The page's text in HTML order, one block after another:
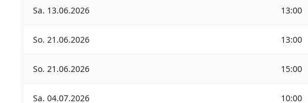
Sa. 13.06.2026 13:00
So. 21.06.2026 13:00
So. 21.06.2026 15:00
Sa. 04.07.2026 10:00